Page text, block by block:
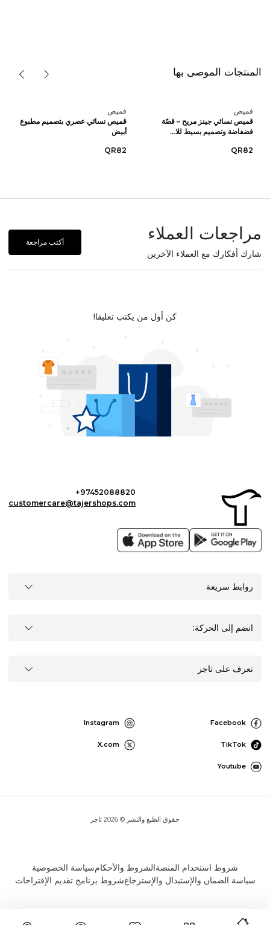
المنتجات الموصى بها
قميص
قميص نسائي جينز مريح – قصّة
فضفاضة وتصميم بسيط للا...
QR82
قميص
قميص نسائي عصري بتصميم مطبوع
أبيض
QR82
مراجعات العملاء
شارك أفكارك مع العملاء الآخرين
أكتب مراجعة
كن أول من يكتب تعليقا!
+97452088820
customercare@tajershops.com
روابط سريعة
انضم إلى الحركة:
تعرف على تاجر
Facebook
Instagram
TikTok
X.com
Youtube
حقوق الطبع والنشر © 2026 تاجر
شروط استخدام المنصةالشروط والأحكامسياسة الخصوصية
سياسة الضمان والإستبدال والإسترجاعشروط برنامج تقديم الإقتراحات